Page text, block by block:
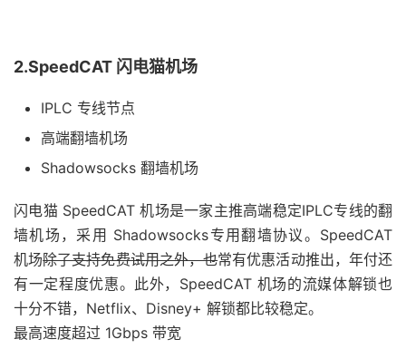
2.SpeedCAT 闪电猫机场
IPLC 专线节点
高端翻墙机场
Shadowsocks 翻墙机场
闪电猫 SpeedCAT 机场是一家主推高端稳定IPLC专线的翻
墙机场，采用 Shadowsocks专用翻墙协议。SpeedCAT
机场除了支持免费试用之外，也常有优惠活动推出，年付还
有一定程度优惠。此外，SpeedCAT 机场的流媒体解锁也
十分不错，Netflix、Disney+ 解锁都比较稳定。
最高速度超过 1Gbps 带宽